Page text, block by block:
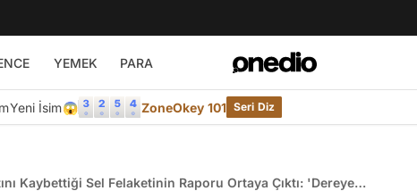
YEMEK PARA
Yeni İsim😱 ZoneOkey 101 Seri Diz
Kaybettiği Sel Felaketinin Raporu Ortaya Çıktı: 'Dereye